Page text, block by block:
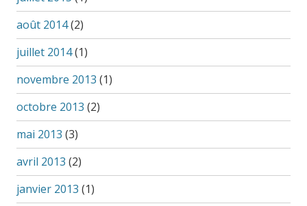
août 2014(2)
juillet 2014(1)
novembre 2013 (1)
octobre 2013 (2)
mai 2013 (3)
avril 2013 (2)
janvier 2013 (1)